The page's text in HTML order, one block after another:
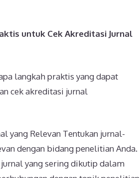
untuk Cek Akreditasi Jurnal
langkah praktis yang dapat
cek akreditasi jurnal
yang Relevan Tentukan jurnal-
dengan bidang penelitian Anda.
jurnal yang sering dikutip dalam